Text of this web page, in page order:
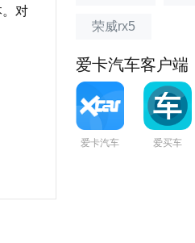
对
荣威rx5
爱卡汽车客户端
爱卡汽车 爱买车